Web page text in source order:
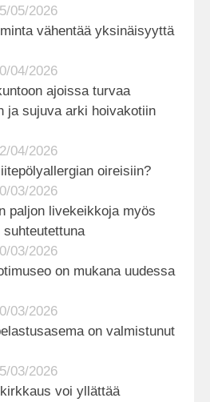
05/2026
vähentää yksinäisyyttä
04/2026
ajoissa turvaa
ja sujuva arki hoivakotiin
04/2026
oireisiin?
03/2026
paljon livekeikkoja myös
03/2026
on mukana uudessa
03/2026
on valmistunut
03/2026
voi yllättää